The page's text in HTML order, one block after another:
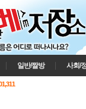
일반/짤방 사회/